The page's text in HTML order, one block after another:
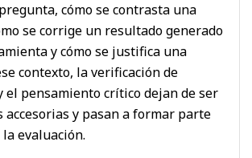
cómo se contrasta una
se corrige un resultado generado
y cómo se justifica una
contexto, la verificación de
el pensamiento crítico dejan de ser
accesorias y pasan a formar parte
evaluación.